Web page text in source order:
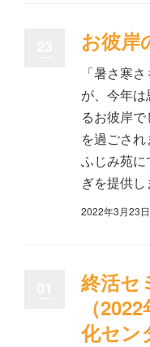
お彼岸
「暑さ寒
が、今年
るお彼岸
を過ごされ
ふじみ苑
ぎを提供
2022年3月23日
終活セ
（
化セン